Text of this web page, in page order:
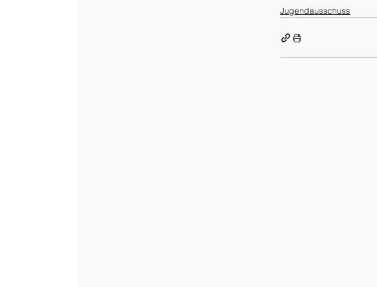
Jugendausschuss